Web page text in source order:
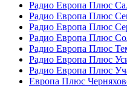
Радио Европа Плюс
Радио Европа Плюс
Радио Европа Плюс
Радио Европа Плюс
Радио Европа Плюс
Радио Европа Плюс
Радио Европа Плюс
Европа Плюс